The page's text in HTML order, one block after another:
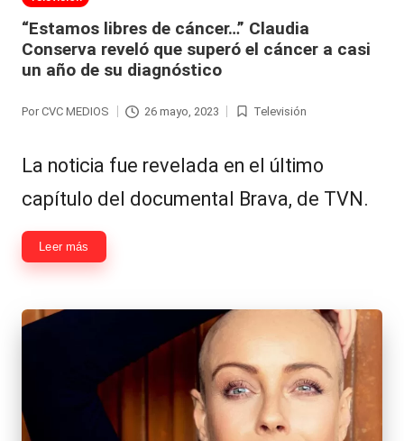
“Estamos libres de cáncer…” Claudia
Conserva reveló que superó el cáncer a casi
un año de su diagnóstico
Por CVC MEDIOS 26 mayo, 2023
Publicada
Televisión
La noticia fue revelada en el último
capítulo del documental Brava, de TVN.
Leer más